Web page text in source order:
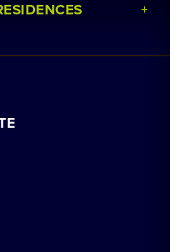
Ver cursos
Ver escolasem casa de família
para grupos
reservar
em Londres